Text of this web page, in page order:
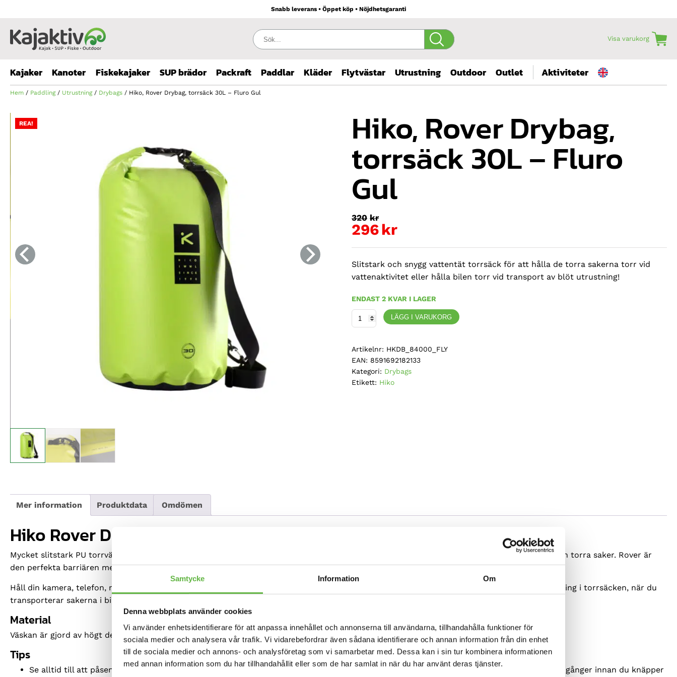
Samtycke Information Om
Denna webbplats använder cookies
Vi använder enhetsidentifierare för att anpassa innehållet och annonserna till användarna, tillhandahålla funktioner för
sociala medier och analysera vår trafik. Vi vidarebefordrar även sådana identifierare och annan information från din enhet
till de sociala medier och annons- och analysföretag som vi samarbetar med. Dessa kan i sin tur kombinera informationen
med annan information som du har tillhandahållit eller som de har samlat in när du har använt deras tjänster.
Snabb leverans • Öppet köp • Nöjdhetsgaranti
Sök: Visa varukorg
Kajaker Kanoter Fiskekajaker SUP brädor Packraft Paddlar Kläder Flytvästar Utrustning Outdoor Outlet Aktiviteter
Hem / Paddling/ Utrustning/ Drybags / Hiko, Rover Drybag, torrsäck 30L – Fluro Gul
REA! Hiko, Rover Drybag,
torrsäck 30L – Fluro
Gul
320 kr
296kr
Slitstark och snygg vattentät torrsäck för att hålla de torra sakerna torr vid
vattenaktivitet eller hålla bilen torr vid transport av blöt utrustning!
ENDAST 2 KVAR I LAGER
Hiko,
Rover
torrsäck
30L
-
LÄGG I VARUKORG
Artikelnr: HKDB_84000_FLY
EAN: 8591692182133
Kategori: Drybags
Etikett: Hiko
Mer information Produktdata Omdömen
Hiko Rover Drybag torrsäck 30L Lime
Mycket slitstark PU torrväska med en elegant fluorescerande orange finish. Håller torra saker borta från våta saker och våta saker borta från torra saker. Rover är
den perfekta barriären mellan torr och våt miljö.
Håll din kamera, telefon, mat, kläder och handduk torr i denna vattentäta väska när du är ute och paddlar. Eller så kan du lägga blöt utrustning i torrsäcken, när du
transporterar sakerna i bilen eller på tåget.
Material
Väskan är gjord av högt deniertyg med PU-beläggning vilket gör den till en extremt tålig vattentät väska, men ändå behandla den varsamt.
Tips
Se alltid till att påsen är ordentligt stängd, krama påsen så all luft kommer ut, vik in kanterna ordentligt och rulla in kanterna minst tre gånger innan du knäpper
REA!